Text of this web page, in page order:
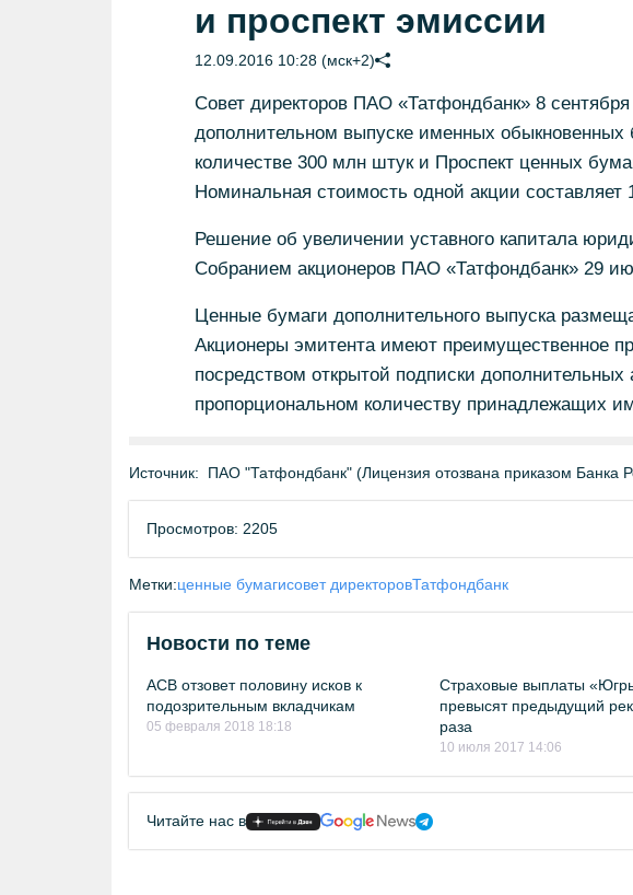
и проспект эмиссии
12.09.2016 10:28 (мск+2)
Совет директоров ПАО «Татфондбанк» 8
дополнительном выпуске именных обыкновенных
количестве 300 млн штук и Проспект ценных
Номинальная стоимость одной акции составляет
Решение об увеличении уставного капитала
Собранием акционеров ПАО «Татфондбанк» 29
Ценные бумаги дополнительного выпуска
Акционеры эмитента имеют преимущественное
посредством открытой подписки дополнительных
пропорциональном количеству принадлежащих
Источник: ПАО "Татфондбанк" (Лицензия отозвана приказом Банка
Просмотров: 2205
Метки:ценные бумагисовет директоровТатфондбанк
Новости по теме
АСВ отзовет половину исков к
подозрительным вкладчикам
05 февраля 2018 18:18
Страховые выплаты
превысят предыдущий
раза
10 июля 2017 14:06
Читайте нас в